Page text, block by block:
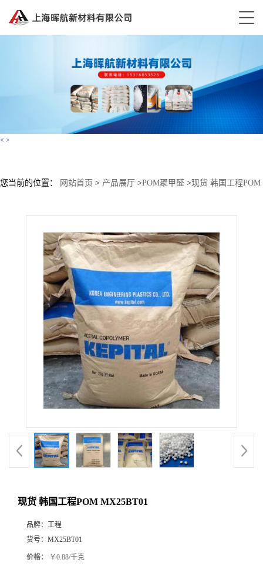
< >
您当前的位置： 网站首页 > 产品展厅 >POM聚甲醛 >现货 韩国工程POM
现货 韩国工程POM MX25BT01
品牌： 工程
货号： MX25BT01
价格： ￥0.88/千克